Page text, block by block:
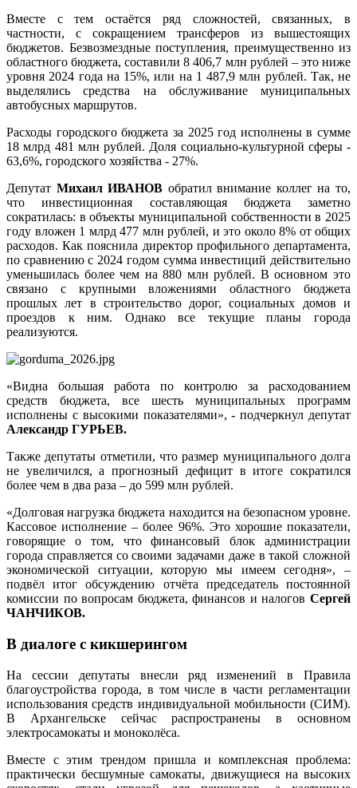
Вместе с тем остаётся ряд сложностей, связанных, в
частности, с сокращением трансферов из вышестоящих
бюджетов. Безвозмездные поступления, преимущественно из
областного бюджета, составили 8 406,7 млн рублей – это ниже
уровня 2024 года на 15%, или на 1 487,9 млн рублей. Так, не
выделялись средства на обслуживание муниципальных
автобусных маршрутов.
Расходы городского бюджета за 2025 год исполнены в сумме
18 млрд 481 млн рублей. Доля социально-культурной сферы -
63,6%, городского хозяйства - 27%.
Депутат Михаил ИВАНОВ обратил внимание коллег на то,
что инвестиционная составляющая бюджета заметно
сократилась: в объекты муниципальной собственности в 2025
году вложен 1 млрд 477 млн рублей, и это около 8% от общих
расходов. Как пояснила директор профильного департамента,
по сравнению с 2024 годом сумма инвестиций действительно
уменьшилась более чем на 880 млн рублей. В основном это
связано с крупными вложениями областного бюджета
прошлых лет в строительство дорог, социальных домов и
проездов к ним. Однако все текущие планы города
реализуются.
«Видна большая работа по контролю за расходованием
средств бюджета, все шесть муниципальных программ
исполнены с высокими показателями», - подчеркнул депутат
Александр ГУРЬЕВ.
Также депутаты отметили, что размер муниципального долга
не увеличился, а прогнозный дефицит в итоге сократился
более чем в два раза – до 599 млн рублей.
«Долговая нагрузка бюджета находится на безопасном уровне.
Кассовое исполнение – более 96%. Это хорошие показатели,
говорящие о том, что финансовый блок администрации
города справляется со своими задачами даже в такой сложной
экономической ситуации, которую мы имеем сегодня», –
подвёл итог обсуждению отчёта председатель постоянной
комиссии по вопросам бюджета, финансов и налогов Сергей
ЧАНЧИКОВ.
В диалоге с кикшерингом
На сессии депутаты внесли ряд изменений в Правила
благоустройства города, в том числе в части регламентации
использования средств индивидуальной мобильности (СИМ).
В Архангельске сейчас распространены в основном
электросамокаты и моноколёса.
Вместе с этим трендом пришла и комплексная проблема:
практически бесшумные самокаты, движущиеся на высоких